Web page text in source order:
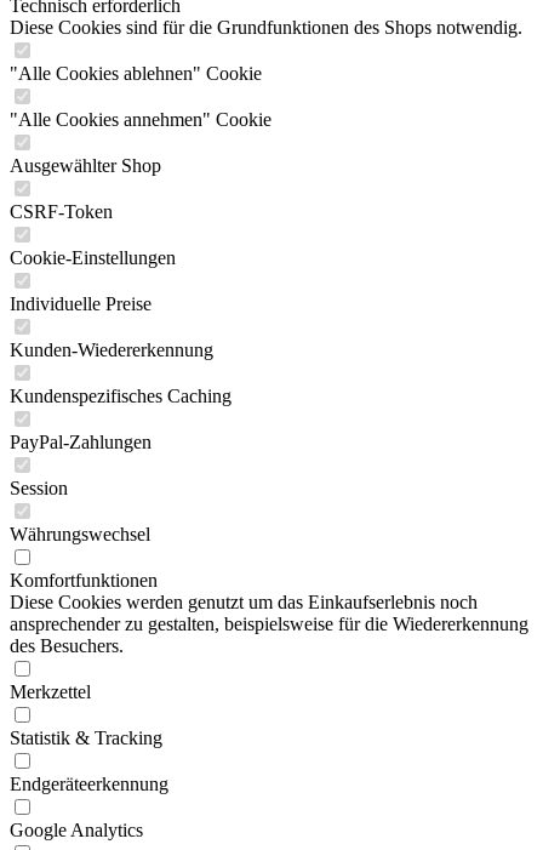
Technisch erforderlich
Diese Cookies sind für die Grundfunktionen des Shops notwendig.
"Alle Cookies ablehnen" Cookie
"Alle Cookies annehmen" Cookie
Ausgewählter Shop
CSRF-Token
Cookie-Einstellungen
Individuelle Preise
Kunden-Wiedererkennung
Kundenspezifisches Caching
PayPal-Zahlungen
Session
Währungswechsel
Komfortfunktionen
Diese Cookies werden genutzt um das Einkaufserlebnis noch
ansprechender zu gestalten, beispielsweise für die Wiedererkennung
des Besuchers.
Merkzettel
Statistik & Tracking
Endgeräteerkennung
Google Analytics